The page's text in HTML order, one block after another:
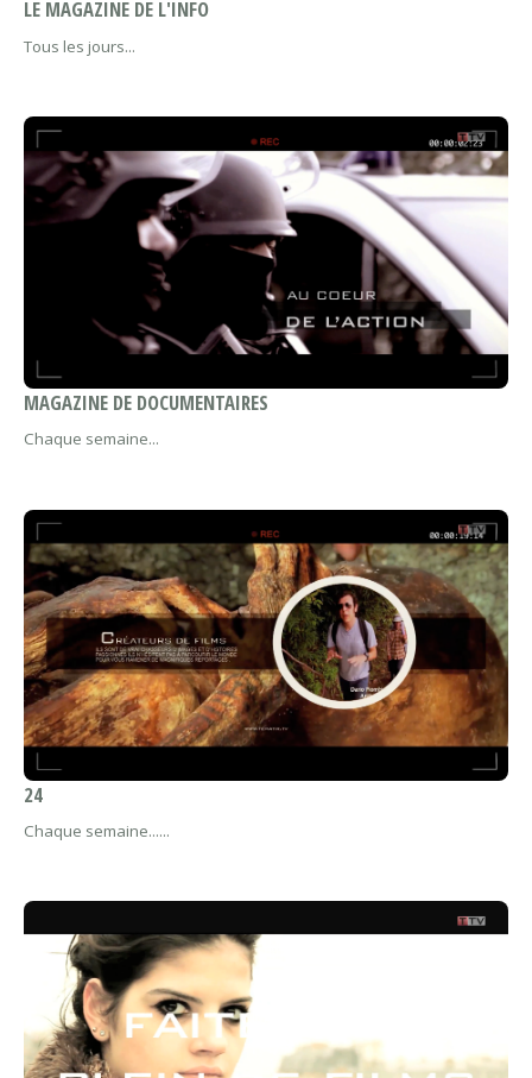
LE MAGAZINE DE L'INFO
Tous les jours...
MAGAZINE DE DOCUMENTAIRES
Chaque semaine...
24
Chaque semaine......